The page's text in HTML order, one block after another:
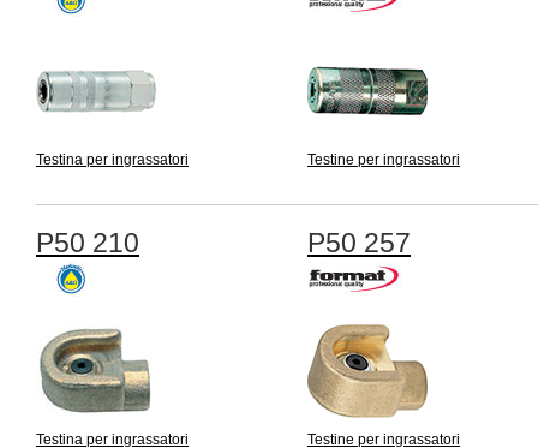
Testina per ingrassatori Testine per ingrassatori
P50 210
Testina per ingrassatori
P50 257
Testine per ingrassatori